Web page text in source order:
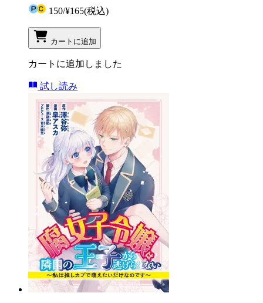
150/¥165(税込)
カートに追加
カートに追加しました
試し読み